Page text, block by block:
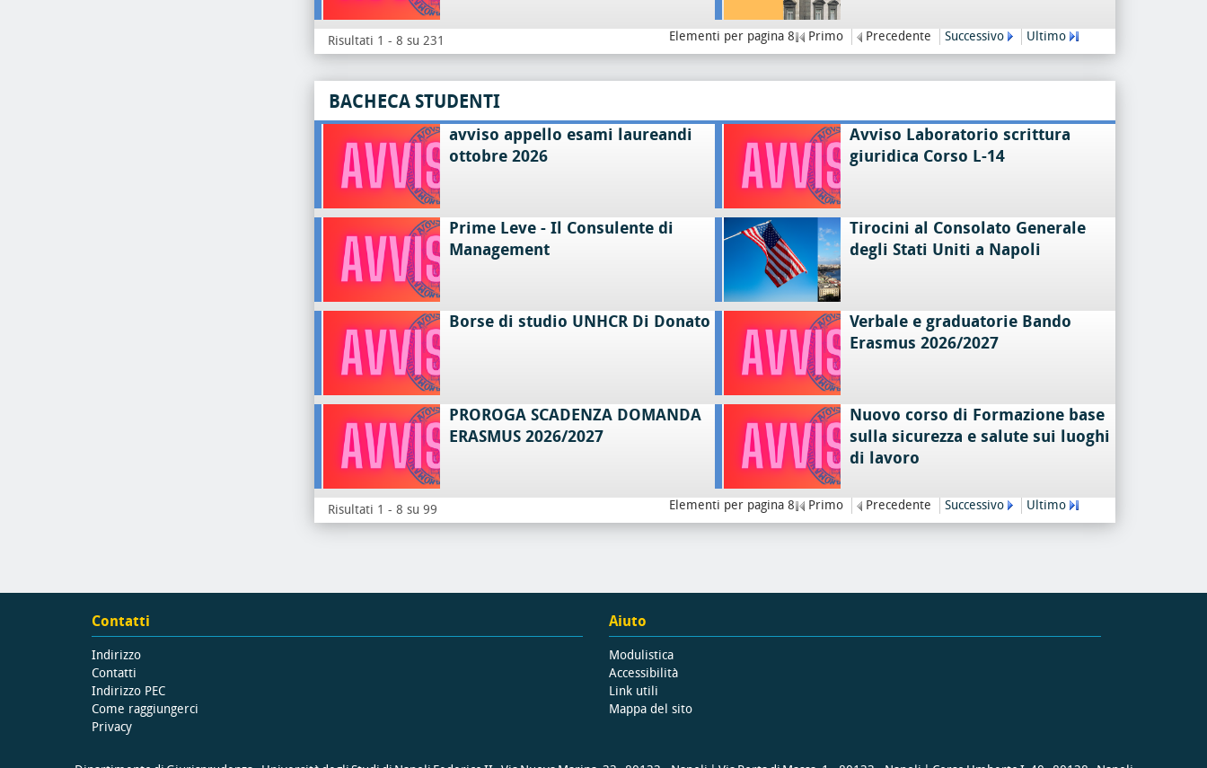
Risultati 1 - 8 su 231 Elementi per pagina 8 Primo Precedente Successivo Ultimo
BACHECA STUDENTI
avviso appello esami laureandi
ottobre 2026
Avviso Laboratorio scrittura
giuridica Corso L-14
Prime Leve - Il Consulente di
Management
Tirocini al Consolato Generale
degli Stati Uniti a Napoli
Borse di studio UNHCR Di Donato
Verbale e graduatorie Bando
Erasmus 2026/2027
PROROGA SCADENZA DOMANDA
ERASMUS 2026/2027
Nuovo corso di Formazione base
sulla sicurezza e salute sui luoghi
di lavoro
Risultati 1 - 8 su 99 Elementi per pagina 8 Primo Precedente Successivo Ultimo
Contatti
Indirizzo
Contatti
Indirizzo PEC
Come raggiungerci
Privacy
Aiuto
Modulistica
Accessibilità
Link utili
Mappa del sito